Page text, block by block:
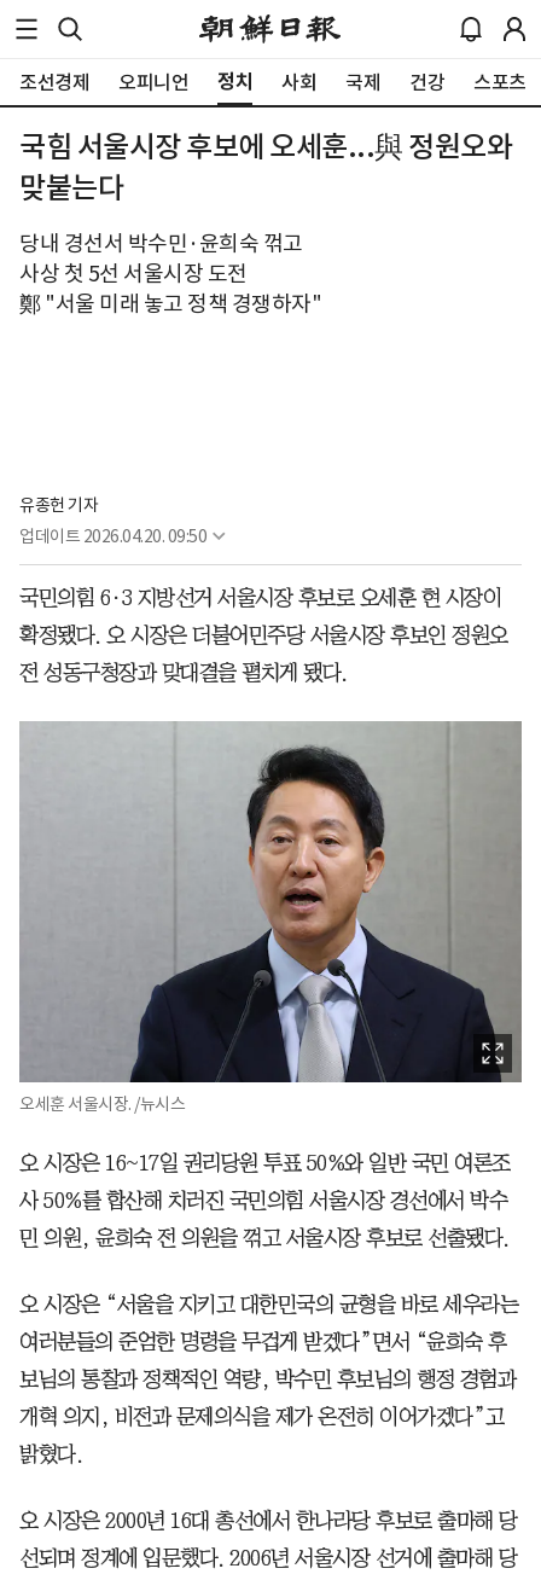
조선경제 오피니언 정치 사회 국제 건강 스포츠
국힘 서울시장 후보에 오세훈...與 정원오와
맞붙는다
당내 경선서 박수민·윤희숙 꺾고
사상 첫 5선 서울시장 도전
鄭 "서울 미래 놓고 정책 경쟁하자"
유종헌 기자
업데이트 2026.04.20. 09:50
국민의힘 6·3 지방선거 서울시장 후보로 오세훈 현 시장이
확정됐다. 오 시장은 더불어민주당 서울시장 후보인 정원오
전 성동구청장과 맞대결을 펼치게 됐다.
오세훈 서울시장. /뉴시스
오 시장은 16~17일 권리당원 투표 50%와 일반 국민 여론조
사 50%를 합산해 치러진 국민의힘 서울시장 경선에서 박수
민 의원, 윤희숙 전 의원을 꺾고 서울시장 후보로 선출됐다.
오 시장은 “서울을 지키고 대한민국의 균형을 바로 세우라는
여러분들의 준엄한 명령을 무겁게 받겠다”면서 “윤희숙 후
보님의 통찰과 정책적인 역량, 박수민 후보님의 행정 경험과
개혁 의지, 비전과 문제의식을 제가 온전히 이어가겠다”고
밝혔다.
오 시장은 2000년 16대 총선에서 한나라당 후보로 출마해 당
선되며 정계에 입문했다. 2006년 서울시장 선거에 출마해 당